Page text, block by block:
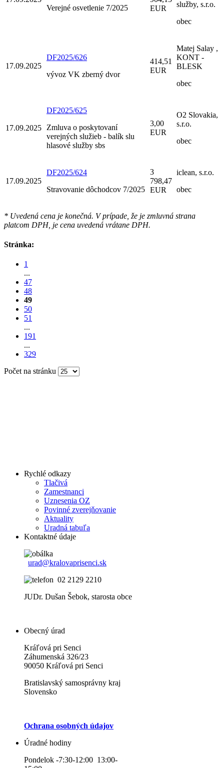
Verejné osvetlenie 7/2025
EUR
služby, s.r.o.
obec
17.09.2025
DF2025/626
vývoz VK zberný dvor
414,51
EUR
Matej Salay ,
KONT -
BLESK
obec
17.09.2025
DF2025/625
Zmluva o poskytovaní
verejných služieb - balík slu
hlasové služby sbs
3,00
EUR
O2 Slovakia,
s.r.o.
obec
17.09.2025
DF2025/624
Stravovanie dôchodcov 7/2025
3
798,47
EUR
iclean, s.r.o.
obec
* Uvedená cena je konečná. V prípade, že je zmluvná strana
platcom DPH, je cena uvedená vrátane DPH.
Stránka:
1
...
47
48
49
50
51
...
191
...
329
Počet na stránku
Rychlé odkazy
Tlačivá
Zamestnanci
Uznesenia OZ
Povinné zverejňovanie
Aktuality
Uradná tabuľa
Kontaktné údaje
urad@kralovaprisenci.sk
02 2129 2210
JUDr. Dušan Šebok, starosta obce
Obecný úrad
Kráľová pri Senci
Záhumenská 326/23
90050 Kráľová pri Senci
Bratislavský samosprávny kraj
Slovensko
Ochrana osobných údajov
Úradné hodiny
Pondelok -7:30-12:00 13:00-